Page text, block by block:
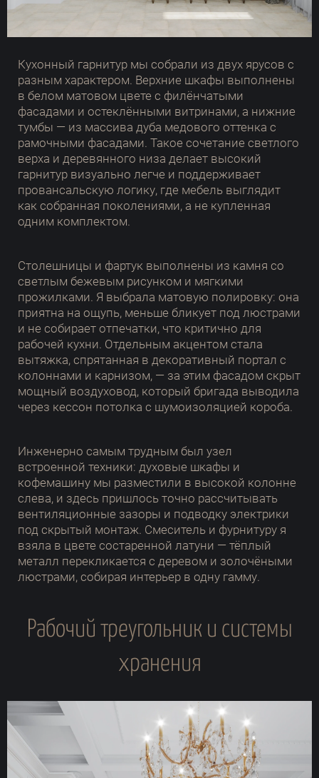
Кухонный гарнитур мы собрали из двух ярусов с
разным характером. Верхние шкафы выполнены
в белом матовом цвете с филёнчатыми
фасадами и остеклёнными витринами, а нижние
тумбы — из массива дуба медового оттенка с
рамочными фасадами. Такое сочетание светлого
верха и деревянного низа делает высокий
гарнитур визуально легче и поддерживает
провансальскую логику, где мебель выглядит
как собранная поколениями, а не купленная
одним комплектом.
Столешницы и фартук выполнены из камня со
светлым бежевым рисунком и мягкими
прожилками. Я выбрала матовую полировку: она
приятна на ощупь, меньше бликует под люстрами
и не собирает отпечатки, что критично для
рабочей кухни. Отдельным акцентом стала
вытяжка, спрятанная в декоративный портал с
колоннами и карнизом, — за этим фасадом скрыт
мощный воздуховод, который бригада выводила
через кессон потолка с шумоизоляцией короба.
Инженерно самым трудным был узел
встроенной техники: духовые шкафы и
кофемашину мы разместили в высокой колонне
слева, и здесь пришлось точно рассчитывать
вентиляционные зазоры и подводку электрики
под скрытый монтаж. Смеситель и фурнитуру я
взяла в цвете состаренной латуни — тёплый
металл перекликается с деревом и золочёными
люстрами, собирая интерьер в одну гамму.
Рабочий треугольник и системы
хранения